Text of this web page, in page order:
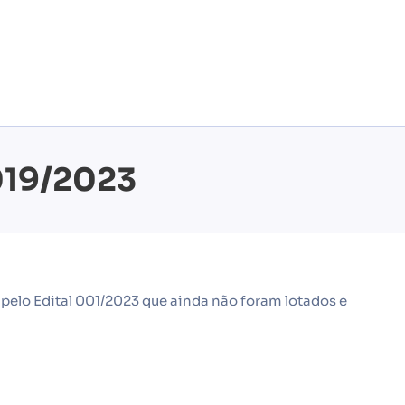
2023
Edital 001/2023 que ainda não foram lotados e